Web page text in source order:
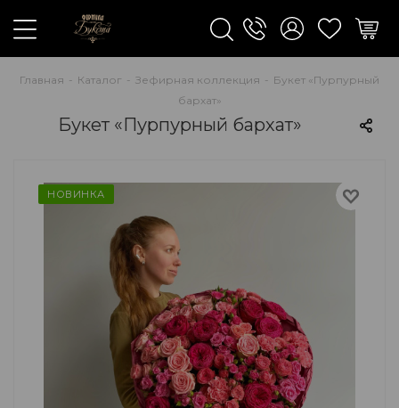
Главная - Каталог - Зефирная коллекция - Букет «Пурпурный
бархат»
Букет «Пурпурный бархат»
НОВИНКА